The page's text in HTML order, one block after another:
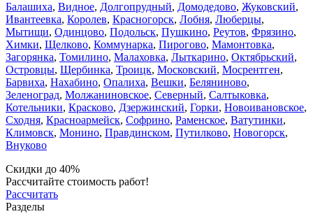
Балашиха, Видное, Долгопрудный, Домодедово, Жуковский,
Ивантеевка, Королев, Красногорск, Лобня, Люберцы,
Мытищи, Одинцово, Подольск, Пушкино, Реутов, Фрязино,
Химки, Щелково, Коммунарка, Пирогово, Мамонтовка,
Загорянка, Томилино, Малаховка, Лыткарино, Октябрьский,
Островцы, Щербинка, Троицк, Московский, Мосрентген,
Барвиха, Нахабино, Опалиха, Вешки, Беляниново,
Зеленоград, Молжаниновское, Северный, Салтыковка,
Котельники, Красково, Дзержинский, Горки, Новоивановское,
Сходня, Красноармейск, Софрино, Раменское, Ватутинки,
Климовск, Монино, Правдинском, Путилково, Новогорск,
Внуково
Скидки до 40%
Рассчитайте стоимость работ!
Рассчитать
Разделы